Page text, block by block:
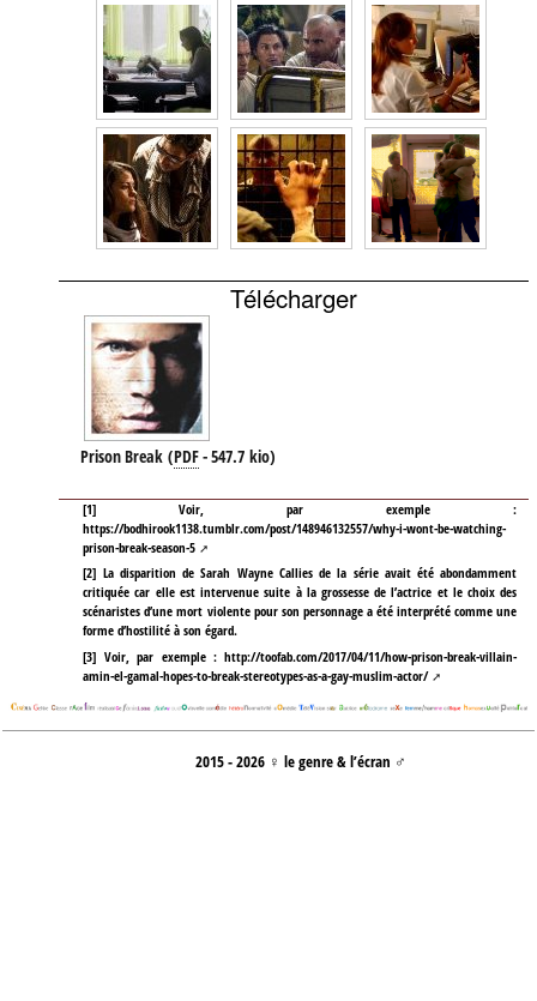
Télécharger
Prison Break (PDF-547.7 kio)
[1]Voir, par exemple :
https://bodhirook1138.tumblr.com/post/148946132557/why-i-wont-be-watching-
prison-break-season-5
[2] La disparition de Sarah Wayne Callies de la série avait été abondamment
critiquée car elle est intervenue suite à la grossesse de l’actrice et le choix des
scénaristes d’une mort violente pour son personnage a été interprété comme une
forme d’hostilité à son égard.
[3] Voir, par exemple :http://toofab.com/2017/04/11/how-prison-break-villain-
amin-el-gamal-hopes-to-break-stereotypes-as-a-gay-muslim-actor/
2015 - 2026 ♀ le genre & l’écran ♂